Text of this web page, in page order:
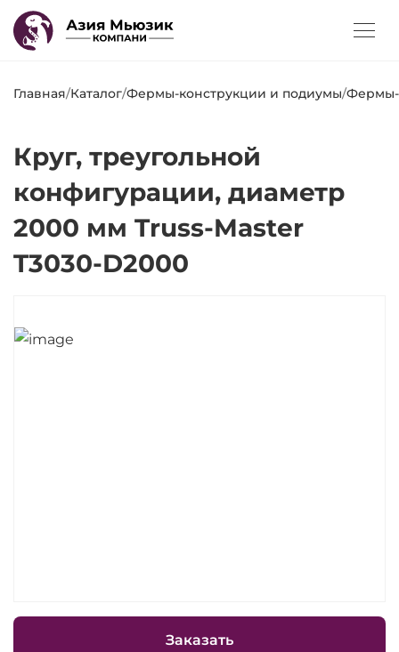
Главная/Каталог/Фермы-конструкции и подиумы/Фермы-
Круг, треугольной
конфигурации, диаметр
2000 мм Truss-Master
T3030-D2000
Заказать